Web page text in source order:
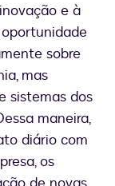
e à
sobre
mas
sistemas dos
maneira,
diário com
os